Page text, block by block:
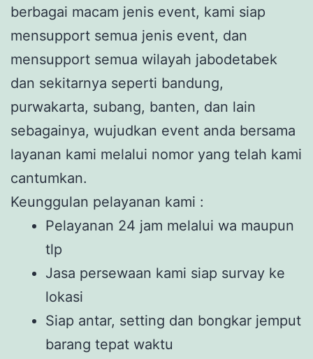
berbagai macam jenis event, kami siap
mensupport semua jenis event, dan
mensupport semua wilayah jabodetabek
dan sekitarnya seperti bandung,
purwakarta, subang, banten, dan lain
sebagainya, wujudkan event anda bersama
layanan kami melalui nomor yang telah kami
cantumkan.
Keunggulan pelayanan kami :
Pelayanan 24 jam melalui wa maupun
tlp
Jasa persewaan kami siap survay ke
lokasi
Siap antar, setting dan bongkar jemput
barang tepat waktu